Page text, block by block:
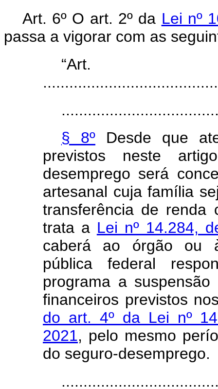
Art. 6º O art. 2º da Lei nº
passa a vigorar com as
§ 8ºDesde que
previstos neste
desemprego será
artesanal cuja família
transferência de renda
trata a Lei nº 14.284,
caberá ao órgão ou
pública federal
programa a
financeiros previstos
do art. 4º da Lei nº
2021, pelo mesmo
do seguro-desemprego.